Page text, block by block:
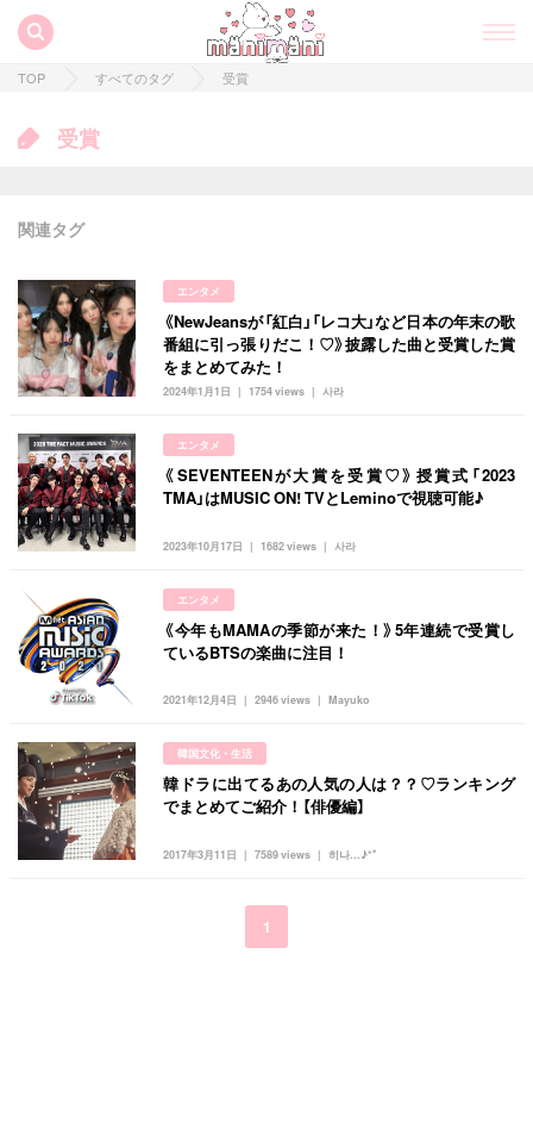
すべての記事
manimani について
カテゴリー一覧
タグ一覧
キュレーター一覧
利用規約
プライバシーポリシー
韓国 韓国コスメ 韓国トレンド
韓国旅行 韓国ファッション 韓国アイドル
メイク k-pop コスメ ファッション
トレンド
オルチャンメイク twice 人気 アイドル
韓国ドラマ
TOP すべてのタグ 受賞
受賞
関連タグ
エンタメ
2024年1月1日 사라
1754 views
《NewJeansが「紅白」「レコ大」など日本の年末の歌
番組に引っ張りだこ！♡》披露した曲と受賞した賞
をまとめてみた！
エンタメ
2023年10月17日 사라
1682 views
《SEVENTEENが大賞を受賞♡》授賞式「2023
TMA」はMUSIC ON! TVとLeminoで視聴可能♪
エンタメ
2021年12月4日 Mayuko
2946 views
《今年もMAMAの季節が来た！》5年連続で受賞し
ているBTSの楽曲に注目！
韓国文化・生活
2017年3月11日 히나...♪*ﾟ
7589 views
韓ドラに出てるあの人気の人は？？♡ランキング
でまとめてご紹介！【俳優編】
1